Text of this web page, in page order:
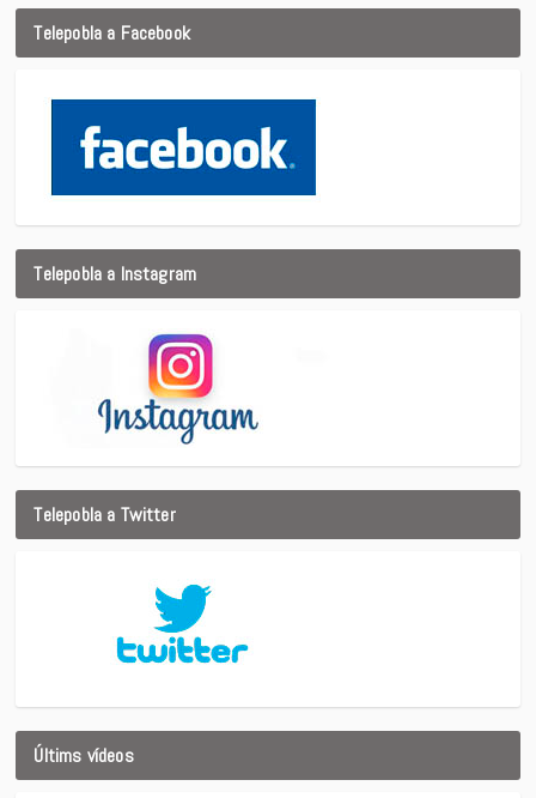
Telepobla a Facebook
Telepobla a Instagram
Telepobla a Twitter
Últims vídeos